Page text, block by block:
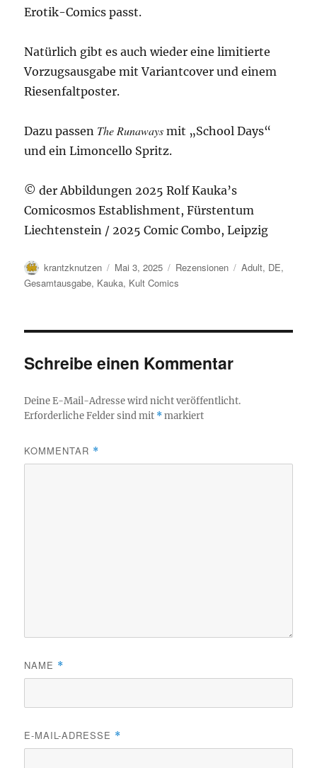
Erotik-Comics passt.
Natürlich gibt es auch wieder eine limitierte
Vorzugsausgabe mit Variantcover und einem
Riesenfaltposter.
Dazu passen The Runawaysmit „School Days“
und ein Limoncello Spritz.
© der Abbildungen 2025 Rolf Kauka’s
Comicosmos Establishment, Fürstentum
Liechtenstein / 2025 Comic Combo, Leipzig
Autor
krantzknutzen
Veröffentlicht
am
Mai 3, 2025 Kategorien
Rezensionen Schlagwörter
Adult, DE,
Gesamtausgabe, Kauka, Kult Comics
Schreibe einen Kommentar
Deine E-Mail-Adresse wird nicht veröffentlicht.
Erforderliche Felder sind mit *markiert
KOMMENTAR *
NAME *
E-MAIL-ADRESSE *